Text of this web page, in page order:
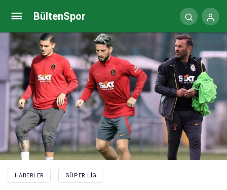
BültenSpor
HABERLER SÜPER LIG
Galatasaray ara transferde bombayı patlatıyor!